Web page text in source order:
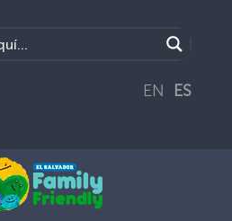
EN ES